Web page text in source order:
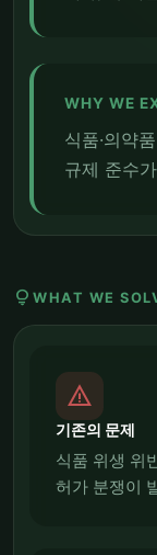
WHY WE
식품·의약
규제 준수
lightbulb WHAT WE
report_problem
기존의 문제
식품 위생 위
허가 분쟁이